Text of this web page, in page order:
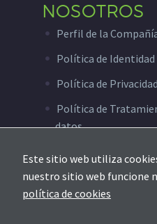
NOSOTROS
Perfil de la
Política de Identidad
Política de Privacidad
Política de
datos
© Copyright 2020
Este sitio web utiliza
nuestro sitio web funcione
política de cookies